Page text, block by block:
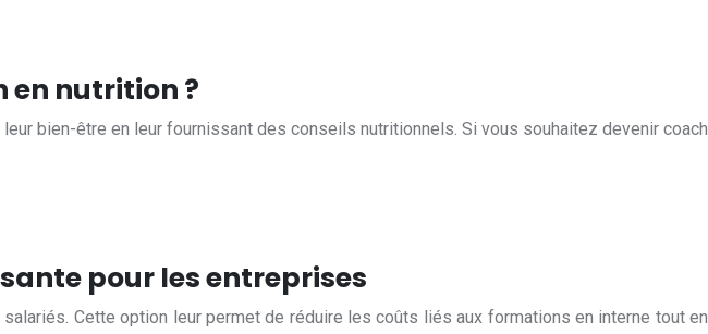
en nutrition ?
bien-être en leur fournissant des conseils nutritionnels. Si vous souhaitez devenir coach
pour les entreprises
Cette option leur permet de réduire les coûts liés aux formations en interne tout en